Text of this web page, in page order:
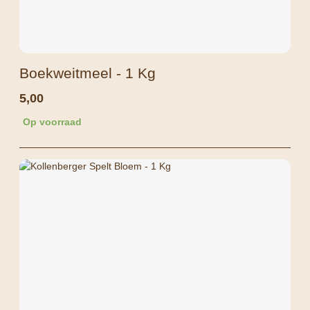
Boekweitmeel - 1 Kg
5,00
Op voorraad